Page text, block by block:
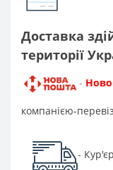
Доставка
території
-
компанією-
-